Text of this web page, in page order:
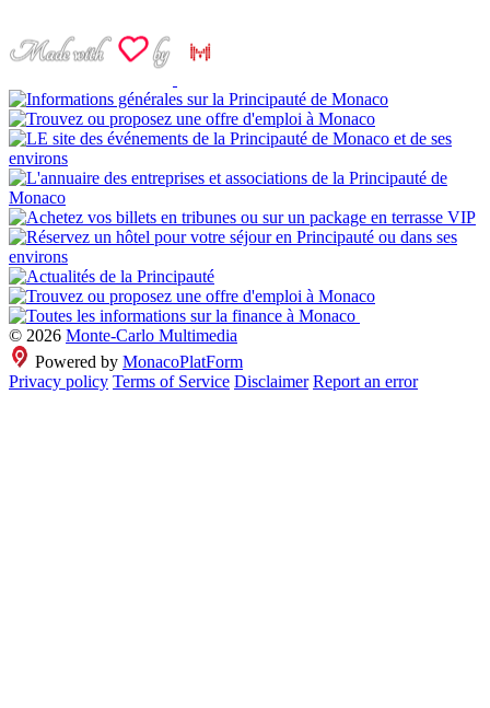
© 2026 Monte-Carlo Multimedia
Powered by MonacoPlatForm
Privacy policy Terms of Service Disclaimer Report an error